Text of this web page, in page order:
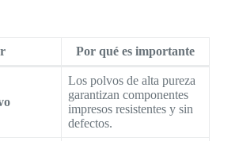
Por qué es importante
Los polvos de alta pureza
garantizan componentes
impresos resistentes y sin
defectos.